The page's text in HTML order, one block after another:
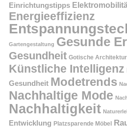
Einrichtungstipps
Energieeffizienz
Gartengestaltung Gesunde
Gesundheit Gotische Architektur
Künstliche Intelligenz
Gesundheit Modetrends
Nachhaltige Mode
Nachhaltigkeit
Entwicklung Platzsparende Möbel